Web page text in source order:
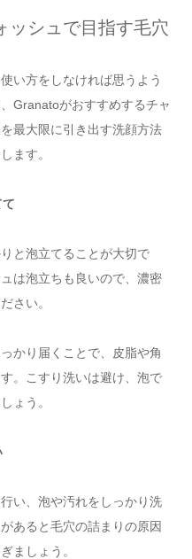
ッシュで目指す毛穴
い方をしなければ思うよう
Granatoがおすすめするチャ
最大限に引き出す洗顔方法
ます。
と泡立てることが大切で
は泡立ちも良いので、濃密
さい。
かり届くことで、皮脂や角
。こすり洗いは避け、泡で
ょう。
い、泡や汚れをしっかり洗
あると毛穴の詰まりの原因
ましょう。